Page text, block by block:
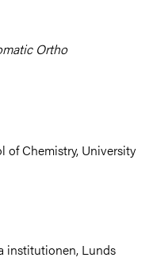
Ortho
of Chemistry, University
institutionen, Lunds